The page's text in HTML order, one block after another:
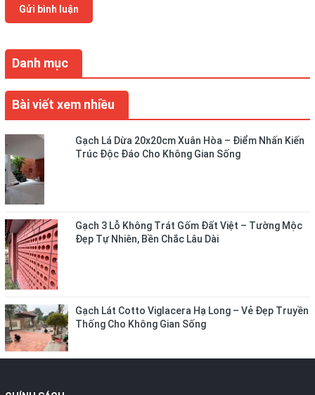
Danh mục
Bài viết xem nhiều
Gạch Lá Dừa 20x20cm Xuân Hòa – Điểm Nhấn Kiến
Trúc Độc Đáo Cho Không Gian Sống
Gạch 3 Lỗ Không Trát Gốm Đất Việt – Tường Mộc
Đẹp Tự Nhiên, Bền Chắc Lâu Dài
Gạch Lát Cotto Viglacera Hạ Long – Vẻ Đẹp Truyền
Thống Cho Không Gian Sống
Gửi bình luận